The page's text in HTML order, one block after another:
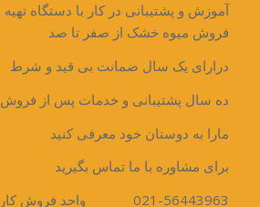
آموزش و پشتیبانی در کار با دستگاه
فروش میوه خشک از صفر تا صد
درارای یک سال ضمانت بی قید و شرط
ده سال پشتیبانی و خدمات پس از فروش
مارا به دوستان خود معرفی کنید
برای مشاوره با ما تماس بگیرید
021-56443963 واحد فروش کارخانه